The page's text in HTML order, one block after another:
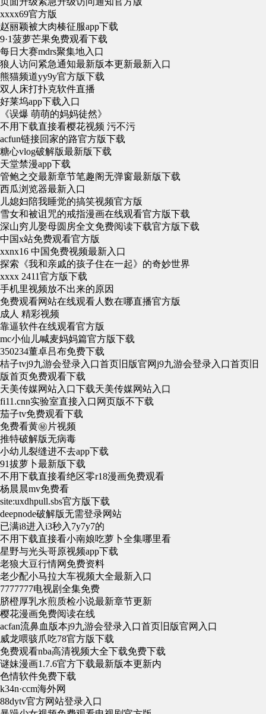
xxxx69官方版
赵丽颖被大肉楱征服app下载
9·1菠萝芒果免费观看下载
每日大赛mdrs聚集地入口
狼人访问紧急通知最新版本更新最新入口
熊猫频道yy9y官方版下载
双人床打扑克软件直播
好莱坞app下载入口
《误爆 萌萌的妈妈徒然》
不用下载直接看樱花视频 污不污
acfun链接回家的路官方版下载
糖心vlog破解版最新版下载
天堂禁漫app下载
管鲍之交最新章节笔趣阁无弹窗最新版下载
西瓜浏览器最新入口
儿媳妇陪我睡觉的搞笑视频官方版
雪女和被诅咒的戒指漫画在线观看官方版下载
深山穷儿娶母圆房全文免费阅读下载官方版下载
中国x站免费观看官方版
xxnx16 中国免费视频最新入口
探索《我和亲戚的孩子住在一起》的奇妙世界
xxxx 2411官方版下载
手机里视频放不出来的原因
免费观看网站在线观看人数在哪直播官方版
成人 精彩视频
靠逼软件在线观看官方版
mc小仙儿喊麦妈妈篇官方版下载
350234董卓吕布免费下载
桔子tvj9九游会登录入口首页旧版官网j9九游会登录入口首页旧
版首页免费观看下载
天美传媒网站入口下载天美传媒网站入口
fi11.cnn实验室直接入口网页版不下载
茄子tv免费观看下载
免费看黄㊙️片视频
推特破解版无病毒
小幼儿裂缝进不去app下载
91拔萝卜最新版下载
不用下载直接看绝区零r18漫画免费观看
杨晨晨mv免费看
site:uxdhpull.sbs官方版下载
deepnode破解版无需登录网站
已满i8进入i3秒入7y7y7的
不用下载直接看小南娘吃萝卜全集哪里看
星野与光头哥原视频app下载
老狼大豆行情网免费资料
老少配小马拉大车视频大全最新入口
7777777电视剧全集免费
脐橙厚乳水煎质检小说最新章节更新
樱花漫画免费阅读在线
acfan流鼻血版本j9九游会登录入口首页旧版官网入口
威龙喂骇爪吃78官方版下载
免费观看nba高清视频大全下载免费下载
谜妹漫画1.7.6官方下载最新版本更新内
色情软件免费下载
k34n·ccm海外网
88dytv官方网站登录入口